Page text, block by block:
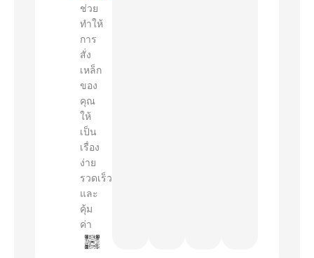
ช่วย
ทำให้
การ
สั่ง
เหล็ก
ของ
คุณ
ให้
เป็น
เรื่อง
ง่าย
รวดเร็ว
และ
คุ้ม
ค่า